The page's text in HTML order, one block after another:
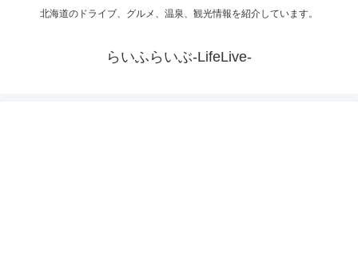
北海道のドライブ、グルメ、温泉、観光情報を紹介しています。
らいふらいぶ-LifeLive-